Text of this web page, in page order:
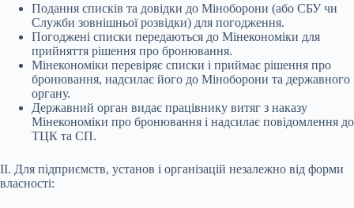
Подання списків та довідки до Міноборони (або СБУ чи
Служби зовнішньої розвідки) для погодження.
Погоджені списки передаються до Мінекономіки для
прийняття рішення про бронювання.
Мінекономіки перевіряє списки і приймає рішення про
бронювання, надсилає його до Міноборони та державного
органу.
Державний орган видає працівнику витяг з наказу
Мінекономіки про бронювання і надсилає повідомлення до
ТЦК та СП.
II. Для підприємств, установ і організацій незалежно від форми
власності: